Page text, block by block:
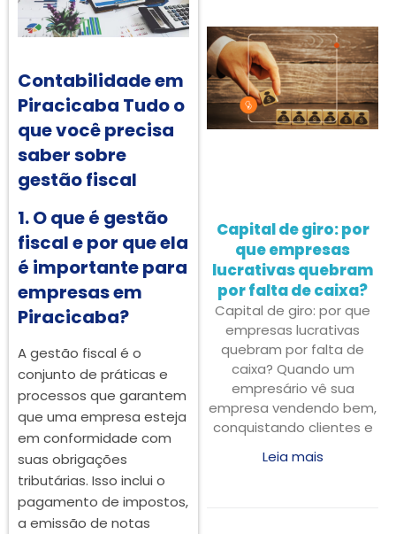
Contabilidade em
Piracicaba Tudo o
que você precisa
saber sobre
gestão fiscal
1. O que é gestão
fiscal e por que ela
é importante para
empresas em
Piracicaba?
A gestão fiscal é o
conjunto de práticas e
processos que garantem
que uma empresa esteja
em conformidade com
suas obrigações
tributárias. Isso inclui o
pagamento de impostos,
a emissão de notas
Capital de giro: por
que empresas
lucrativas quebram
por falta de caixa?
Capital de giro: por que
empresas lucrativas
quebram por falta de
caixa? Quando um
empresário vê sua
empresa vendendo bem,
conquistando clientes e
Leia mais